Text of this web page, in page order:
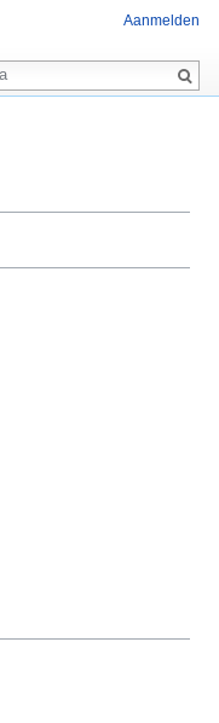
Aanmelden